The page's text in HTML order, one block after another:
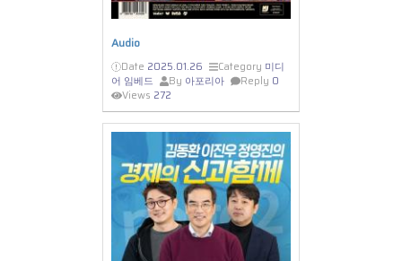
Audio
Date 2025.01.26 Category 미디
어 임베드
By 아포리아 Reply 0
Views 272